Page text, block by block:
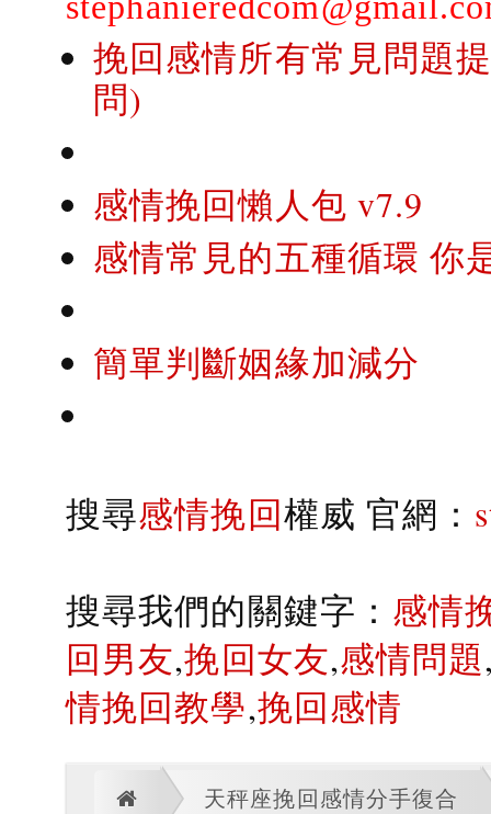
挽回感情所有常見問題
問)
感情挽回懶人包 v7.9
感情常見的五種循環 你
簡單判斷姻緣加減分
搜尋感情挽回權威 官網：
搜尋我們的關鍵字： 感情
回男友,挽回女友,感情問題
情挽回教學,挽回感情
天秤座挽回感情分手復合